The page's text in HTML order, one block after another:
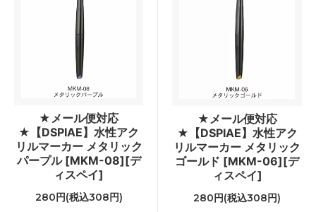
★メール便対応
★【DSPIAE】水性アク
リルマーカー メタリック
パープル [MKM-08][デ
ィスペイ]
280円(税込308円)
★メール便対応
★【DSPIAE】水性アク
リルマーカー メタリック
ゴールド [MKM-06][デ
ィスペイ]
280円(税込308円)